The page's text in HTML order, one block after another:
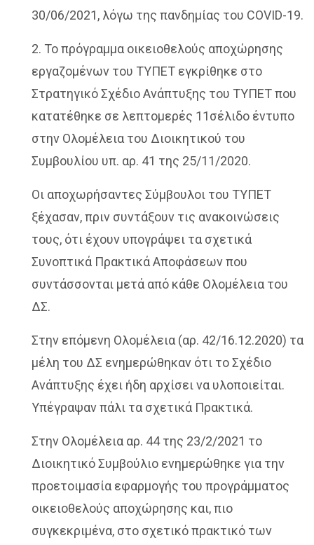
30/06/2021, λόγω της πανδημίας του COVID-19.
2. Το πρόγραμμα οικειοθελούς αποχώρησης
εργαζομένων του ΤΥΠΕΤ εγκρίθηκε στο
Στρατηγικό Σχέδιο Ανάπτυξης του ΤΥΠΕΤ που
κατατέθηκε σε λεπτομερές 11σέλιδο έντυπο
στην Ολομέλεια του Διοικητικού του
Συμβουλίου υπ. αρ. 41 της 25/11/2020.
Οι αποχωρήσαντες Σύμβουλοι του ΤΥΠΕΤ
ξέχασαν, πριν συντάξουν τις ανακοινώσεις
τους, ότι έχουν υπογράψει τα σχετικά
Συνοπτικά Πρακτικά Αποφάσεων που
συντάσσονται μετά από κάθε Ολομέλεια του
ΔΣ.
Στην επόμενη Ολομέλεια (αρ. 42/16.12.2020) τα
μέλη του ΔΣ ενημερώθηκαν ότι το Σχέδιο
Ανάπτυξης έχει ήδη αρχίσει να υλοποιείται.
Υπέγραψαν πάλι τα σχετικά Πρακτικά.
Στην Ολομέλεια αρ. 44 της 23/2/2021 το
Διοικητικό Συμβούλιο ενημερώθηκε για την
προετοιμασία εφαρμογής του προγράμματος
οικειοθελούς αποχώρησης και, πιο
συγκεκριμένα, στο σχετικό πρακτικό των